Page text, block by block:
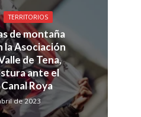
TERRITORIOS
de montaña
la Asociación
de Tena,
ante el
Roya
de 2023